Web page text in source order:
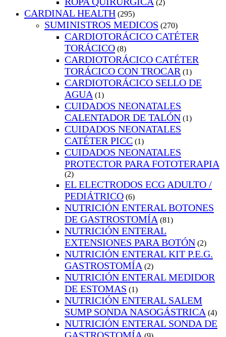
(2)
CARDINAL HEALTH (295)
SUMINISTROS MEDICOS (270)
CARDIOTORÁCICO CATÉTER
TORÁCICO (8)
CARDIOTORÁCICO CATÉTER
TORÁCICO CON TROCAR (1)
CARDIOTORÁCICO SELLO DE
AGUA (1)
CUIDADOS NEONATALES
CALENTADOR DE TALÓN (1)
CUIDADOS NEONATALES
CATÉTER PICC (1)
CUIDADOS NEONATALES
PROTECTOR PARA FOTOTERAPIA
(2)
EL ELECTRODOS ECG ADULTO /
PEDIÁTRICO (6)
NUTRICIÓN ENTERAL BOTONES
DE GASTROSTOMÍA (81)
NUTRICIÓN ENTERAL
EXTENSIONES PARA BOTÓN (2)
NUTRICIÓN ENTERAL KIT P.E.G.
GASTROSTOMÍA (2)
NUTRICIÓN ENTERAL MEDIDOR
DE ESTOMAS (1)
NUTRICIÓN ENTERAL SALEM
SUMP SONDA NASOGÁSTRICA (4)
NUTRICIÓN ENTERAL SONDA DE